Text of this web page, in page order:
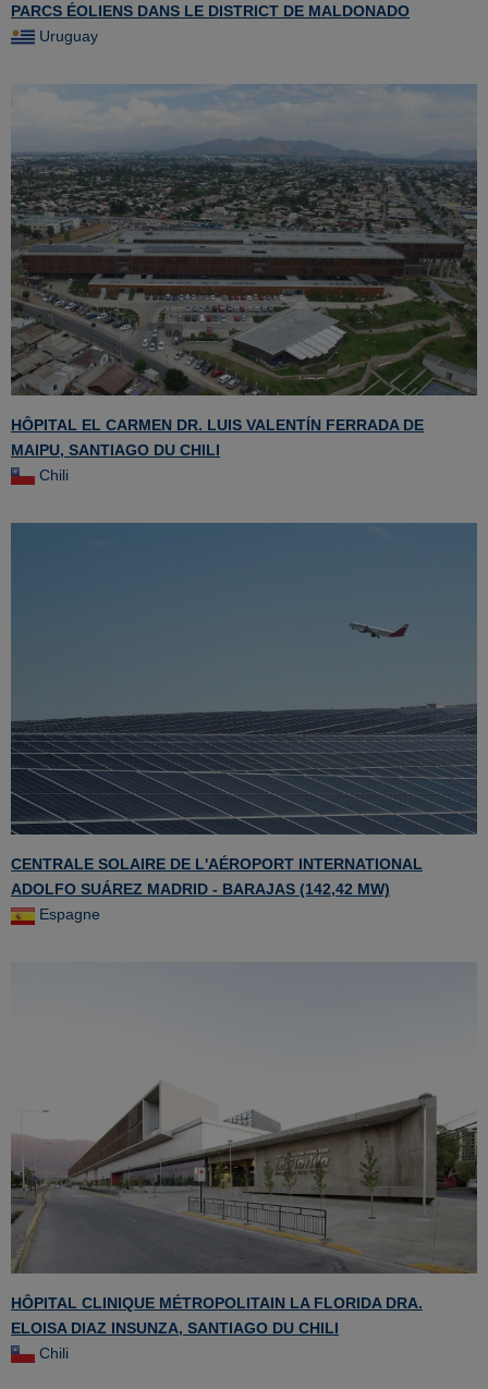
PARCS ÉOLIENS DANS LE DISTRICT DE MALDONADO
Uruguay
HÔPITAL EL CARMEN DR. LUIS VALENTÍN FERRADA DE
MAIPU, SANTIAGO DU CHILI
Chili
CENTRALE SOLAIRE DE L'AÉROPORT INTERNATIONAL
ADOLFO SUÁREZ MADRID - BARAJAS (142,42 MW)
Espagne
HÔPITAL CLINIQUE MÉTROPOLITAIN LA FLORIDA DRA.
ELOISA DIAZ INSUNZA, SANTIAGO DU CHILI
Chili